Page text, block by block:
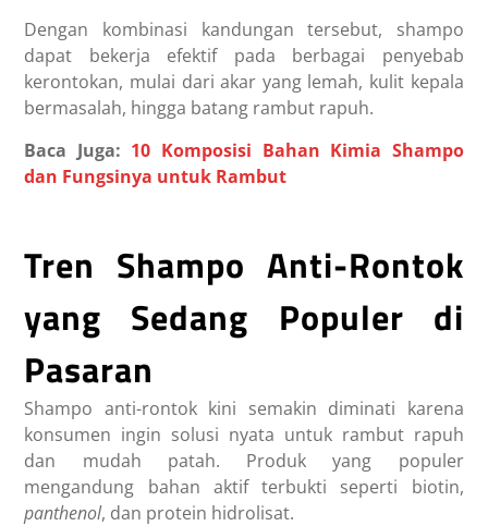
Dengan kombinasi kandungan tersebut, shampo
dapat bekerja efektif pada berbagai penyebab
kerontokan, mulai dari akar yang lemah, kulit kepala
bermasalah, hingga batang rambut rapuh.
Baca Juga: 10 Komposisi Bahan Kimia Shampo
dan Fungsinya untuk Rambut
Tren Shampo Anti-Rontok
yang Sedang Populer di
Pasaran
Shampo anti-rontok kini semakin diminati karena
konsumen ingin solusi nyata untuk rambut rapuh
dan mudah patah. Produk yang populer
mengandung bahan aktif terbukti seperti biotin,
panthenol, dan protein hidrolisat.